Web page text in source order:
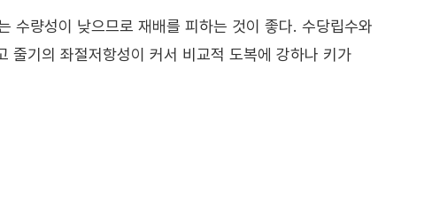
수량성이 낮으므로 재배를 피하는 것이 좋다. 수당립수와
줄기의 좌절저항성이 커서 비교적 도복에 강하나 키가